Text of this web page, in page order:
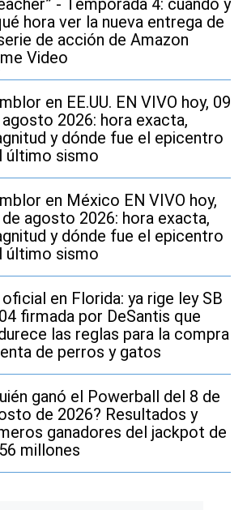
hora ver la nueva entrega de
de acción de Amazon
Video
en EE.UU. EN VIVO hoy, 09
2026: hora exacta,
y dónde fue el epicentro
último sismo
en México EN VIVO hoy,
agosto 2026: hora exacta,
y dónde fue el epicentro
último sismo
oficial en Florida: ya rige ley SB
firmada por DeSantis que
las reglas para la compra
de perros y gatos
ganó el Powerball del 8 de
de 2026? Resultados y
ganadores del jackpot de
millones